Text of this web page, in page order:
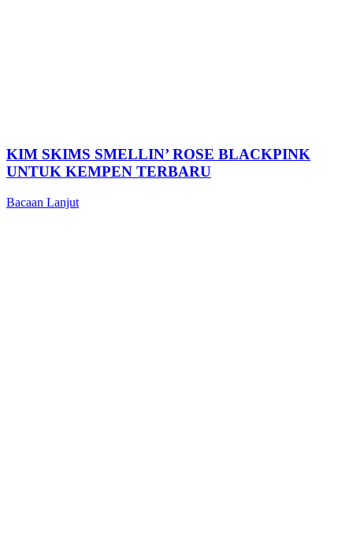
KIM SKIMS SMELLIN’ ROSE BLACKPINK
UNTUK KEMPEN TERBARU
Bacaan Lanjut